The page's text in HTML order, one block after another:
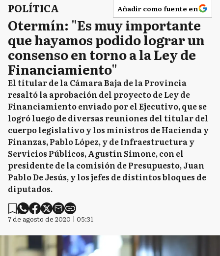
POLÍTICA Añadir como fuente en
Otermín: "Es muy importante
que hayamos podido lograr un
consenso en torno a la Ley de
Financiamiento"
El titular de la Cámara Baja de la Provincia
resaltó la aprobación del proyecto de Ley de
Financiamiento enviado por el Ejecutivo, que se
logró luego de diversas reuniones del titular del
cuerpo legislativo y los ministros de Hacienda y
Finanzas, Pablo López, y de Infraestructura y
Servicios Públicos, Agustín Simone, con el
presidente de la comisión de Presupuesto, Juan
Pablo De Jesús, y los jefes de distintos bloques de
diputados.
7 de agosto de 2020 | 05:31